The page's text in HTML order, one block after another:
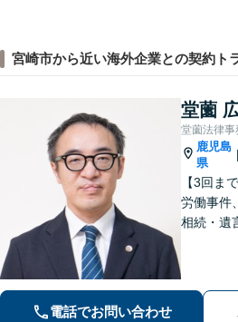
宮崎市から近い海外企業との契約ト
堂薗
堂薗法律事
鹿児島
県
【3回ま
労働事件
相続・遺
ご相談く
電話でお問い合わせ